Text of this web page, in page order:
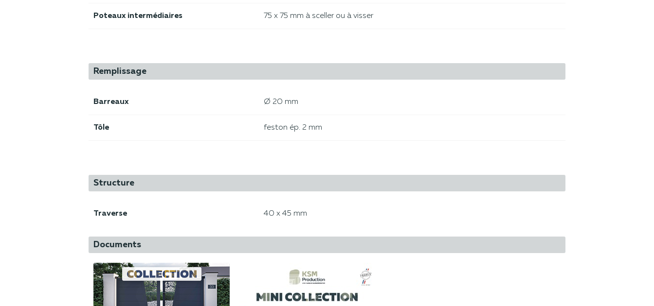
Poteaux intermédiaires 75 x 75 mm à sceller ou à visser
Remplissage
Barreaux Ø 20 mm
Tôle feston ép. 2 mm
Structure
Traverse 40 x 45 mm
Documents